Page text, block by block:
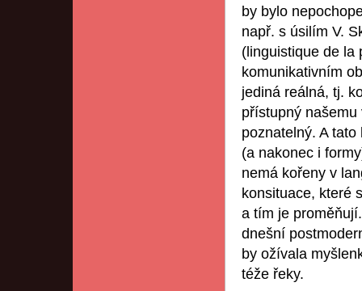
by bylo
např. s úsilím V.
(linguistique de la
komunikativním
jediná reálná, tj.
přístupný
poznatelný. A
(a nakonec i
nemá kořeny v
konsituace, které
a tím je
dnešní
by ožívala
téže řeky.